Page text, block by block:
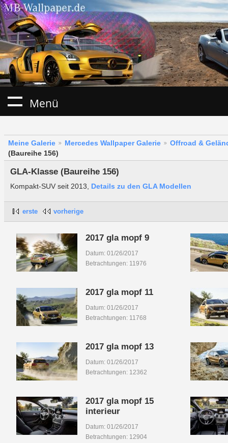
Menü
Meine Galerie Mercedes Wallpaper Galerie
Offroad &
(Baureihe 156)
GLA-Klasse (Baureihe 156)
Kompakt-SUV seit 2013, Details zu den GLA Modellen
erste vorherige
2017 gla mopf 9
Datum: 01/26/2017
Betrachtungen: 11976
2017 gla mopf 11
Datum: 01/26/2017
Betrachtungen: 11768
2017 gla mopf 13
Datum: 01/26/2017
Betrachtungen: 12362
2017 gla mopf 15
interieur
Datum: 01/26/2017
Betrachtungen: 12904